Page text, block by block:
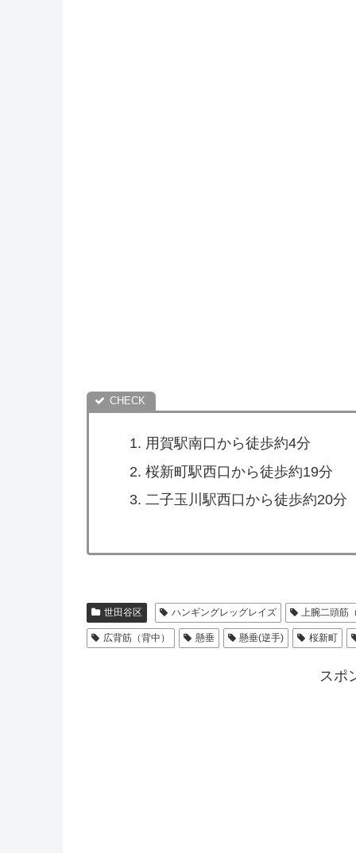
用賀駅南口から徒歩約4分
桜新町駅西口から徒歩約19分
二子玉川駅西口から徒歩約20分
世田谷区 ハンギングレッグレイズ 上腕二頭筋
広背筋（背中） 懸垂 懸垂(逆手) 桜新町
スポ